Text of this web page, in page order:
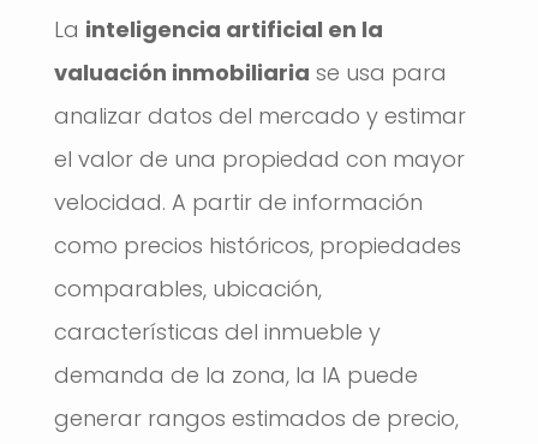
La inteligencia artificial en la
valuación inmobiliaria se usa para
analizar datos del mercado y estimar
el valor de una propiedad con mayor
velocidad. A partir de información
como precios históricos, propiedades
comparables, ubicación,
características del inmueble y
demanda de la zona, la IA puede
generar rangos estimados de precio,